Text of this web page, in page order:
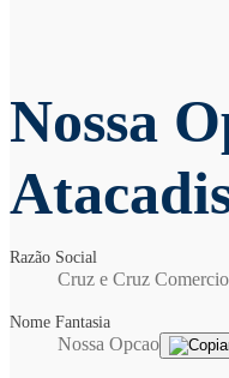
Nossa
Razão Social
Cruz e Cruz
Nome Fantasia
Nossa Opcao